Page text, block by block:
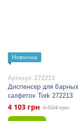
Новинка
Артикул: 272213
Диспенсер для барных
салфеток Tork 272213
4 103 грн 4 924 грн